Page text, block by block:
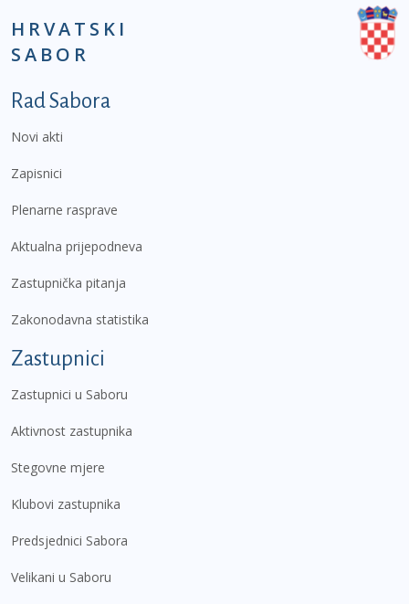
HRVATSKI
SABOR
Podnožje prvi izbornik
Rad Sabora
Novi akti
Zapisnici
Plenarne rasprave
Aktualna prijepodneva
Zastupnička pitanja
Zakonodavna statistika
Zastupnici
Zastupnici u Saboru
Aktivnost zastupnika
Stegovne mjere
Klubovi zastupnika
Predsjednici Sabora
Velikani u Saboru